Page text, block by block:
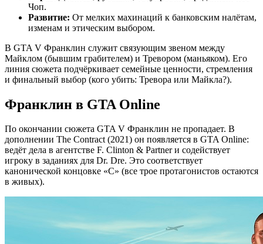
Чоп.
Развитие: От мелких махинаций к банковским налётам,
изменам и этическим выбором.
В GTA V Франклин служит связующим звеном между
Майклом (бывшим грабителем) и Тревором (маньяком). Его
линия сюжета подчёркивает семейные ценности, стремления
и финальный выбор (кого убить: Тревора или Майкла?).
Франклин в GTA Online
По окончании сюжета GTA V Франклин не пропадает. В
дополнении The Contract (2021) он появляется в GTA Online:
ведёт дела в агентстве F. Clinton & Partner и содействует
игроку в заданиях для Dr. Dre. Это соответствует
канонической концовке «C» (все трое протагонистов остаются
в живых).